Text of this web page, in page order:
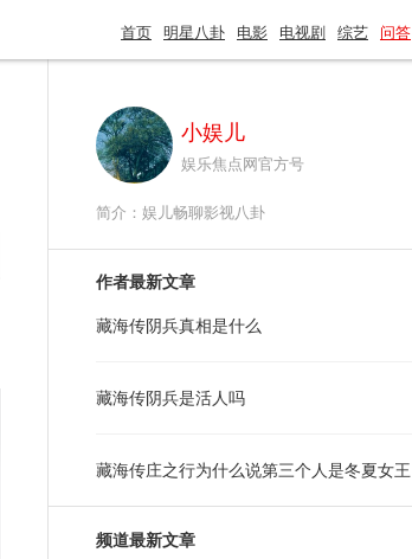
首页 明星八卦 电影 电视剧 综艺 问答
小娱儿
娱乐焦点网官方号
简介：娱儿畅聊影视八卦
作者最新文章
藏海传阴兵真相是什么
藏海传阴兵是活人吗
藏海传庄之行为什么说第三个人是冬夏女王
频道最新文章